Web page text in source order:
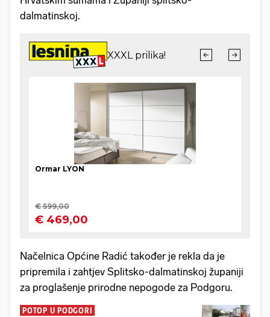
dalmatinskoj.
Načelnica Općine Radić također je rekla da je
pripremila i zahtjev Splitsko-dalmatinskoj županiji
za proglašenje prirodne nepogode za Podgoru.
POTOP U PODGORI